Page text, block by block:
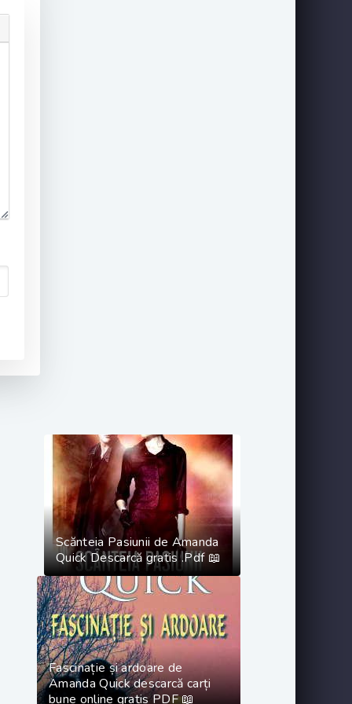
Scănteia Pasiunii de Amanda
Quick Descarcă gratis .Pdf 📖
Fascinație și ardoare de
Amanda Quick descarcă carți
bune online gratis PDF 📖